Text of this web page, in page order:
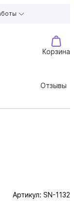
Корзина
Отзывы
Артикул: SN-1132